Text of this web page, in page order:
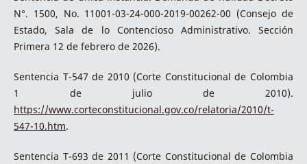
N°. 1500, No. 11001-03-24-000-2019-00262-00 (Consejo de
Estado, Sala de lo Contencioso Administrativo. Sección
Primera 12 de febrero de 2026).
Sentencia T-547 de 2010 (Corte Constitucional de Colombia
1 de julio de 2010).
https://www.corteconstitucional.gov.co/relatoria/2010/t-
547-10.htm.
Sentencia T-693 de 2011 (Corte Constitucional de Colombia